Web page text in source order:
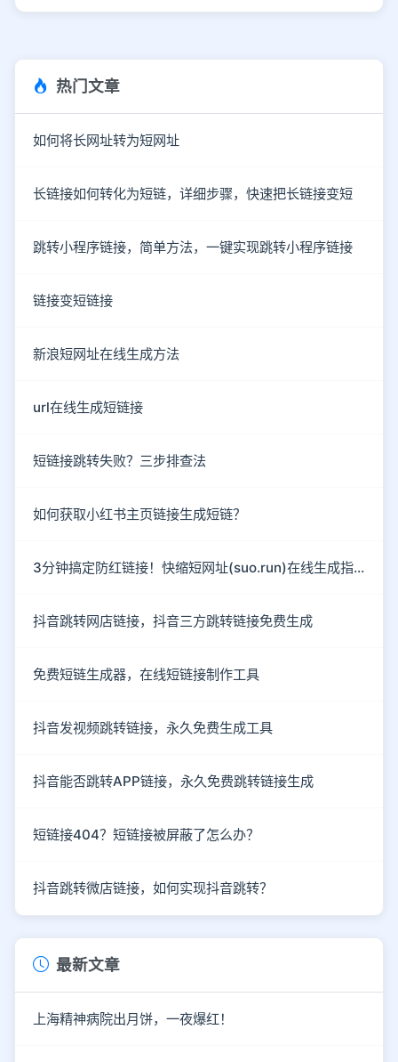
热门文章
如何将长网址转为短网址
长链接如何转化为短链，详细步骤，快速把长链接变短
跳转小程序链接，简单方法，一键实现跳转小程序链接
链接变短链接
新浪短网址在线生成方法
url在线生成短链接
短链接跳转失败？三步排查法
如何获取小红书主页链接生成短链？
3分钟搞定防红链接！快缩短网址(suo.run)在线生成指南
抖音跳转网店链接，抖音三方跳转链接免费生成
免费短链生成器，在线短链接制作工具
抖音发视频跳转链接，永久免费生成工具
抖音能否跳转APP链接，永久免费跳转链接生成
短链接404？短链接被屏蔽了怎么办？
抖音跳转微店链接，如何实现抖音跳转？
最新文章
上海精神病院出月饼，一夜爆红！